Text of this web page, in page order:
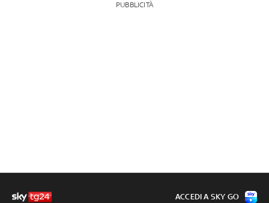
PUBBLICITÀ
ACCEDI A SKY GO